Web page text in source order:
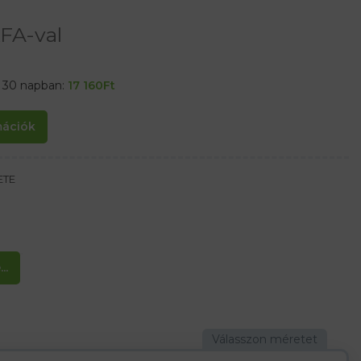
val
napban: 17 160Ft